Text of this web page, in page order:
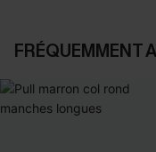
FRÉQUEMMENT